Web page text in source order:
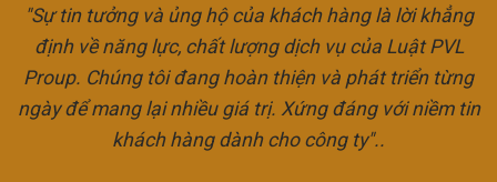
"Sự tin tưởng và ủng hộ của khách hàng là lời khẳng
định về năng lực, chất lượng dịch vụ của Luật PVL
Proup. Chúng tôi đang hoàn thiện và phát triển từng
ngày để mang lại nhiều giá trị. Xứng đáng với niềm tin
khách hàng dành cho công ty"..